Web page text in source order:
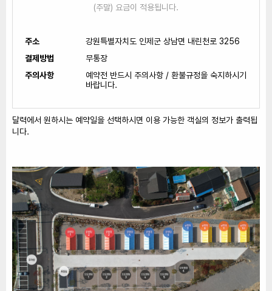
(주말) 요금이 적용됩니다.
주소
강원특별자치도 인제군 상남면 내린천로 3256
결제방법
무통장
주의사항
예약전 반드시 주의사항 / 환불규정을 숙지하시기
바랍니다.
달력에서 원하시는 예약일을 선택하시면 이용 가능한 객실의 정보가 출력됩
니다.